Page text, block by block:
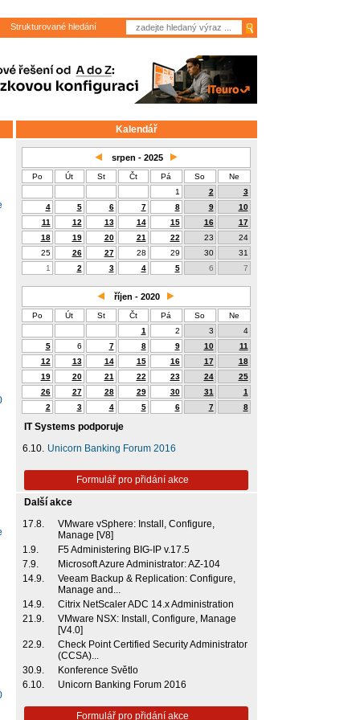
Strukturované hledání
Kalendář
srpen - 2025
Po Út St Čt Pá So
Ne
1
2
3
4
5 6 7 8 9
10
11
12 13 14 15 16
17
18
19 20 21 22 23
24
25
26 27 28 29 30
31
1
2 3 4 5 6 7
říjen - 2020
Po Út St Čt Pá So
Ne
1
2 3
4
5
6 7 8 9 10
11
12
13 14 15 16 17
18
19
20 21 22 23 24
25
26
27 28 29 30 31
1
2
3 4 5 6 7 8
IT Systems podporuje
6.10. Unicorn Banking Forum 2016
Formulář pro přidání akce
Další akce
17.8.
VMware vSphere: Install, Configure,
Manage [V8]
1.9.
F5 Administering BIG-IP v.17.5
7.9.
Microsoft Azure Administrator: AZ-104
14.9.
Veeam Backup & Replication: Configure,
Manage and...
14.9.
Citrix NetScaler ADC 14.x Administration
21.9.
VMware NSX: Install, Configure, Manage
[V4.0]
22.9.
Check Point Certified Security Administrator
(CCSA)...
30.9.
Konference Světlo
6.10.
Unicorn Banking Forum 2016
Formulář pro přidání akce